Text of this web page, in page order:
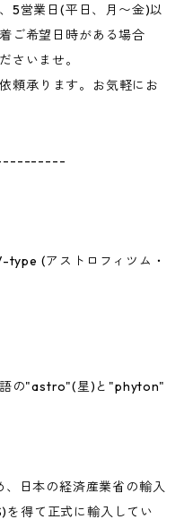
5営業日(平日、月〜金)以
ご希望日時がある場合
さいませ。
頼承ります。お気軽にお
(アストロフィツム・
の"astro"(星)と"phyton"
日本の経済産業省の輸入
を得て正式に輸入してい